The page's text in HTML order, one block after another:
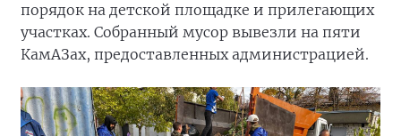
порядок на детской площадке и прилегающих
участках. Собранный мусор вывезли на пяти
КамАЗах, предоставленных администрацией.